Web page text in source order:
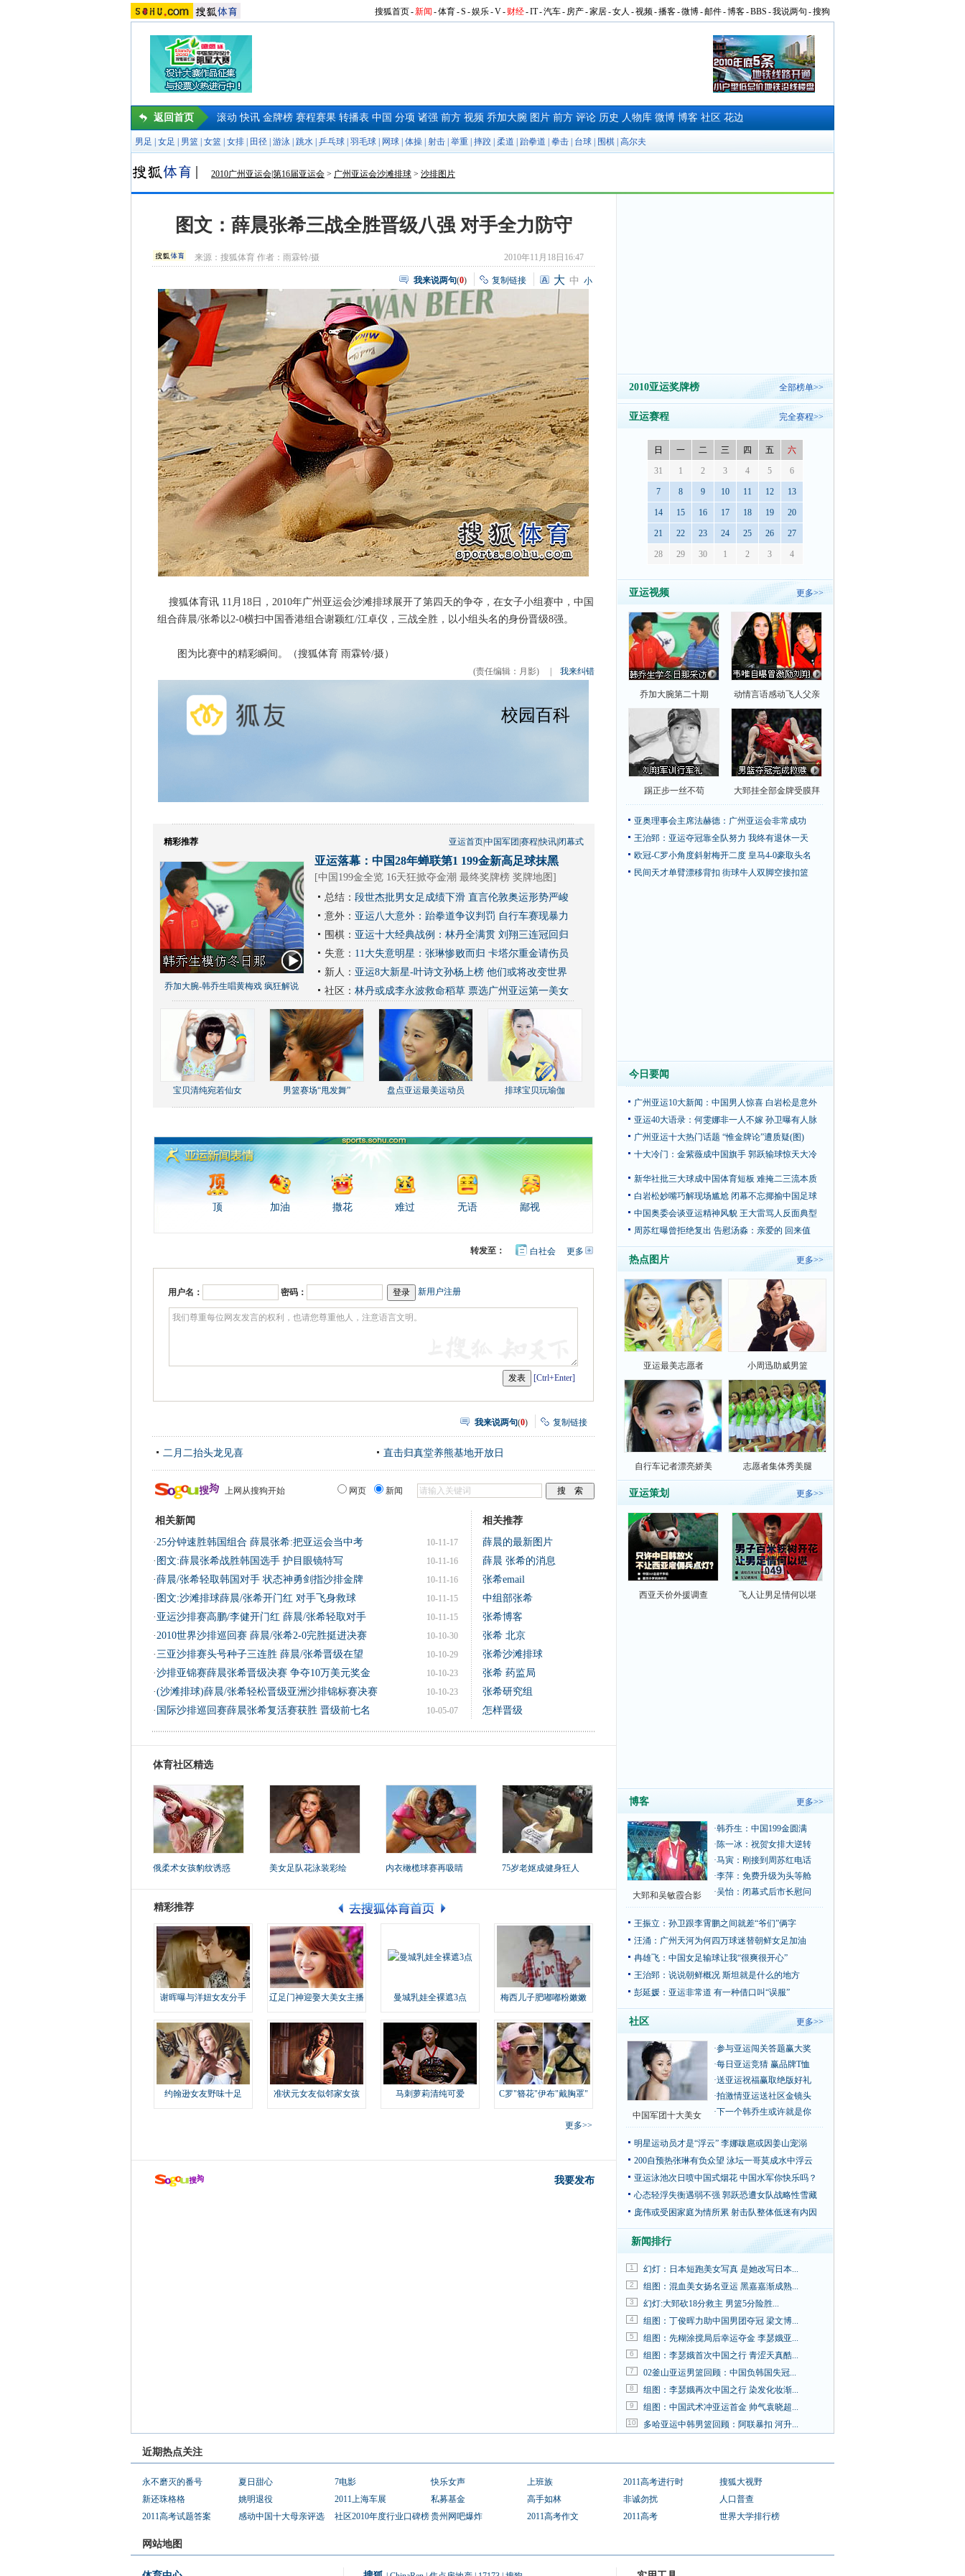
搜狐首页-新闻 -体育-S -娱乐-V- 财经-IT-汽车- 房产-家居-女人 -视频-播客-微博-邮件-博客-BBS -我说两句 -搜狗
返回首页 滚动 快讯 金牌榜 赛程赛果 转播表 中国 分项 诸强 前方 视频 乔加大腕 图片 前方 评论 历史 人物库 微博 博客 社区 花边
男足 女足 男篮 女篮 女排 田径 游泳 跳水 乒乓球 羽毛球 网球 体操 射击 举重 摔跤 柔道 跆拳道 拳击 台球 围棋 高尔夫
2010广州亚运会|第16届亚运会 > 广州亚运会沙滩排球 > 沙排图片
图文：薛晨张希三战全胜晋级八强 对手全力防守
来源：搜狐体育 作者：雨霖铃/摄 2010年11月18日16:47
我来说两句(0) 复制链接 大 中 小
搜狐体育讯 11月18日，2010年广州亚运会沙滩排球展开了第四天的争夺，在女子小组赛中，中国
组合薛晨/张希以2-0横扫中国香港组合谢颖红/江卓仪，三战全胜，以小组头名的身份晋级8强。
图为比赛中的精彩瞬间。（搜狐体育 雨霖铃/摄）
(责任编辑：月影) 我来纠错
精彩推荐 亚运首页|中国军团 赛程|快讯|闭幕式
乔加大腕-韩乔生唱黄梅戏 疯狂解说
亚运落幕：中国28年蝉联第1 199金新高足球抹黑
[中国199金全览 16天狂掀夺金潮 最终奖牌榜 奖牌地图 ]
总结： 段世杰批男女足成绩下滑 直言伦敦奥运形势严峻
意外： 亚运八大意外：跆拳道争议判罚 自行车赛现暴力
围棋： 亚运十大经典战例：林丹全满贯 刘翔三连冠回归
失意： 11大失意明星：张琳惨败而归 卡塔尔重金请伤员
新人： 亚运8大新星-叶诗文孙杨上榜 他们或将改变世界
社区： 林丹或成李永波救命稻草 票选广州亚运第一美女
宝贝清纯宛若仙女 男篮赛场“甩发舞” 盘点亚运最美运动员 排球宝贝玩瑜伽
顶 加油 撒花 难过 无语 鄙视
更多开
转发至： 白社会
用户名： 密码： 新用户注册
[Ctrl+Enter]
我来说两句(0) 复制链接
二月二抬头龙见喜 直击归真堂养熊基地开放日
上网从搜狗开始 网页 新闻
相关新闻
10-11-17
·25分钟速胜韩国组合 薛晨张希:把亚运会当中考
10-11-16
· 图文:薛晨张希战胜韩国选手 护目眼镜特写
10-11-16
·薛晨/张希轻取韩国对手 状态神勇剑指沙排金牌
10-11-15
· 图文:沙滩排球薛晨/张希开门红 对手飞身救球
10-11-15
· 亚运沙排赛高鹏/李健开门红 薛晨/张希轻取对手
10-10-30
·2010世界沙排巡回赛 薛晨/张希2-0完胜挺进决赛
10-10-29
·三亚沙排赛头号种子三连胜 薛晨/张希晋级在望
10-10-23
·沙排亚锦赛薛晨张希晋级决赛 争夺10万美元奖金
10-10-23
·(沙滩排球)薛晨/张希轻松晋级亚洲沙排锦标赛决赛
10-05-07
· 国际沙排巡回赛薛晨张希复活赛获胜 晋级前七名
相关推荐
薛晨的最新图片
薛晨 张希的消息
张希email
中组部张希
张希博客
张希 北京
张希沙滩排球
张希 药监局
张希研究组
怎样晋级
体育社区精选
俄柔术女孩豹纹诱惑 美女足队花泳装彩绘 内衣橄榄球赛再吸睛 75岁老妪成健身狂人
精彩推荐
谢晖曝与洋妞女友分手 辽足门神迎娶大美女主播 曼城乳娃全裸遮3点 梅西儿子肥嘟嘟粉嫩嫩
约翰逊女友野味十足 准状元女友似邻家女孩 马刺萝莉清纯可爱 C罗"簪花"伊布"戴胸罩"
更多>>
我要发布
2010亚运奖牌榜 全部榜单>>
亚运赛程 完全赛程>>
日 一 二 三 四 五 六
31 1 2 3 4 5 6
7 8 9 10 11 12 13
14 15 16 17 18 19 20
21 22 23 24 25 26 27
28 29 30 1 2 3 4
亚运视频 更多>>
乔加大腕第二十期 动情言语感动飞人父亲
踢正步一丝不苟 大郅挂全部金牌受膜拜
亚奥理事会主席法赫德：广州亚运会非常成功
王治郅：亚运夺冠靠全队努力 我终有退休一天
欧冠-C罗小角度斜射梅开二度 皇马4-0豪取头名
民间天才单臂漂移背扣 街球牛人双脚空接扣篮
今日要闻
广州亚运10大新闻：中国男人惊喜 白岩松是意外
亚运40大语录：何雯娜非一人不嫁 孙卫曝有人脉
广州亚运十大热门话题 “惟金牌论”遭质疑(图)
十大冷门：金紫薇成中国旗手 郭跃输球惊天大冷
新华社批三大球成中国体育短板 难掩二三流本质
白岩松妙嘴巧解现场尴尬 闭幕不忘揶揄中国足球
中国奥委会谈亚运精神风貌 王大雷骂人反面典型
周苏红曝曾拒绝复出 告慰汤淼：亲爱的 回来值
热点图片 更多>>
亚运最美志愿者 小周迅助威男篮
自行车记者漂亮娇美 志愿者集体秀美腿
亚运策划 更多>>
西亚天价外援调查 飞人让男足情何以堪
博客 更多>>
大郅和吴敏霞合影
·韩乔生：中国199金圆满
·陈一冰：祝贺女排大逆转
·马寅：刚接到周苏红电话
·李萍：免费升级为头等舱
·吴怡：闭幕式后市长慰问
王振立：孙卫跟李霄鹏之间就差“爷们”俩字
汪涌：广州天河为何四万球迷替朝鲜女足加油
冉雄飞：中国女足输球让我“很爽很开心”
王治郅：说说朝鲜概况 斯坦就是什么的地方
彭延媛：亚运非常道 有一种借口叫“误服”
社区 更多>>
中国军团十大美女
·参与亚运闯关答题赢大奖
·每日亚运竞猜 赢品牌T恤
·送亚运祝福赢取绝版好礼
·拍激情亚运送社区金镜头
·下一个韩乔生或许就是你
明星运动员才是“浮云” 李娜跋扈或因姜山宠溺
200自预热张琳有负众望 泳坛一哥莫成水中浮云
亚运泳池次日喷中国式烟花 中国水军你快乐吗？
心态轻浮失衡遇弱不强 郭跃恐遭女队战略性雪藏
庞伟或受困家庭为情所累 射击队整体低迷有内因
新闻排行
1 幻灯：日本短跑美女写真 是她改写日本...
2 组图：混血美女扬名亚运 黑嘉嘉渐成熟...
3 幻灯:大郅砍18分救主 男篮5分险胜...
4 组图：丁俊晖力助中国男团夺冠 梁文博...
5 组图：先糊涂搅局后幸运夺金 李瑟娥亚...
6 组图：李瑟娥首次中国之行 青涩天真酷...
7 02釜山亚运男篮回顾：中国负韩国失冠...
8 组图：李瑟娥再次中国之行 染发化妆渐...
9 组图：中国武术冲亚运首金 帅气袁晓超...
10 多哈亚运中韩男篮回顾：阿联暴扣 河升...
近期热点关注
永不磨灭的番号 夏日甜心 7电影 快乐女声 上班族 2011高考进行时
搜狐大视野
新还珠格格
姚明退役 2011上海车展 私募基金 高手如林 非诚勿扰
人口普查
2011高考试题答案
感动中国十大母亲评选 社区2010年度行业口碑榜贵州网吧爆炸 2011高考作文 2011高考 世界大学排行榜
网站地图